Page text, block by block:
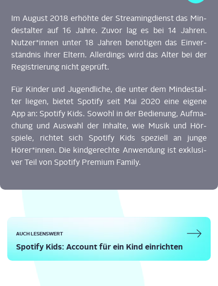
Im August 2018 erhöh­te der Strea­ming­dienst das Min­
dest­al­ter auf 16 Jah­re. Zuvor lag es bei 14 Jah­ren.
Nutzer*innen unter 18 Jah­ren benö­ti­gen das Ein­ver­
ständ­nis ihrer Eltern. Aller­dings wird das Alter bei der
Regis­trie­rung nicht geprüft.
Für Kin­der und Jugend­li­che, die unter dem Min­dest­al­
ter lie­gen, bie­tet Spo­ti­fy seit Mai 2020 eine eige­ne
App an: Spo­ti­fy Kids. Sowohl in der Bedie­nung, Auf­ma­
chung und Aus­wahl der Inhal­te, wie Musik und Hör­
spie­le, rich­tet sich Spo­ti­fy Kids spe­zi­ell an jun­ge
Hörer*innen. Die kind­ge­rech­te Anwen­dung ist exklu­si­
ver Teil von Spo­ti­fy Pre­mi­um Family.
AUCH LESENSWERT
Spo­ti­fy Kids: Account für ein Kind einrichten